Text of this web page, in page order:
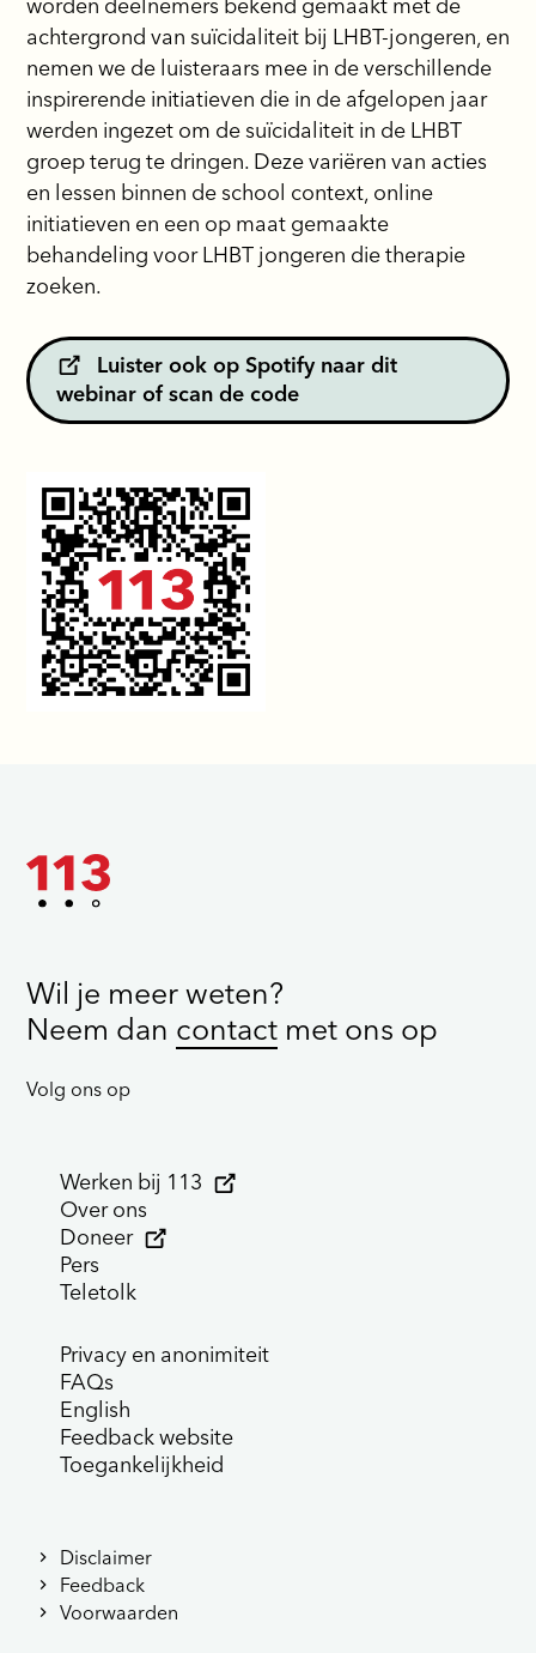
achtergrond van suïcidaliteit bij LHBT-jongeren, en
nemen we de luisteraars mee in de verschillende
inspirerende initiatieven die in de afgelopen jaar
werden ingezet om de suïcidaliteit in de LHBT
groep terug te dringen. Deze variëren van acties
en lessen binnen de school context, online
initiatieven en een op maat gemaakte
behandeling voor LHBT jongeren die therapie
zoeken.
Luister ook op Spotify naar dit
webinar of scan de code
Wil je meer weten?
Neem dan contact met ons op
Volg ons op
Werken bij 113
Over ons
Doneer
Pers
Teletolk
Privacy en anonimiteit
FAQs
English
Feedback website
Toegankelijkheid
Disclaimer
Feedback
Voorwaarden